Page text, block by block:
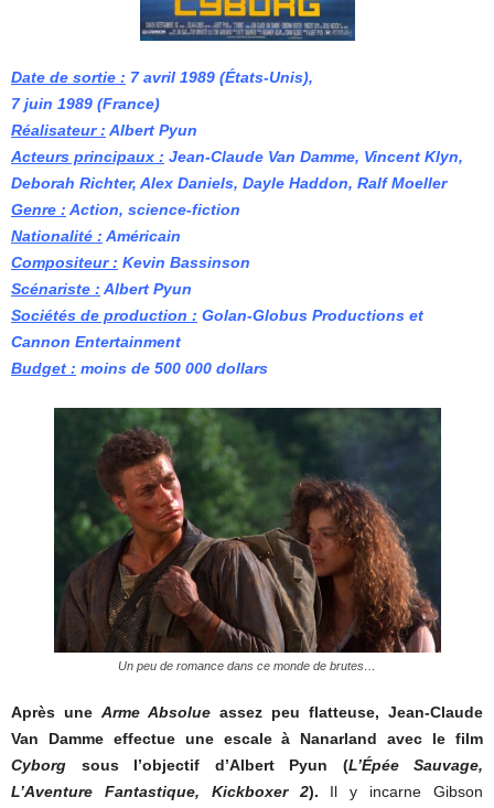
Date de sortie : 7 avril 1989 (États-Unis),
7 juin 1989 (France)
Réalisateur : Albert Pyun
Acteurs principaux : Jean-Claude Van Damme, Vincent Klyn,
Deborah Richter, Alex Daniels, Dayle Haddon, Ralf Moeller
Genre : Action, science-fiction
Nationalité : Américain
Compositeur : Kevin Bassinson
Scénariste : Albert Pyun
Sociétés de production : Golan-Globus Productions et
Cannon Entertainment
Budget : moins de 500 000 dollars
Un peu de romance dans ce monde de brutes…
Après une Arme Absolue assez peu flatteuse, Jean-Claude
Van Damme effectue une escale à Nanarland avec le film
Cyborg sous l’objectif d’Albert Pyun (L’Épée Sauvage,
L’Aventure Fantastique, Kickboxer 2). Il y incarne Gibson